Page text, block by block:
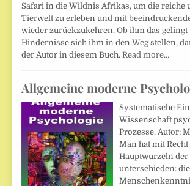
Safari in die Wildnis Afrikas, um die reiche
Tierwelt zu erleben und mit
wieder zurückzukehren. Ob ihm das gelingt
Hindernisse sich ihm in den Weg stellen,
der Autor in diesem Buch. Read more…
Allgemeine moderne
Systematische
Wissenschaft
Prozesse. Autor:
Man hat mit Recht
Hauptwurzeln der
unterschieden: